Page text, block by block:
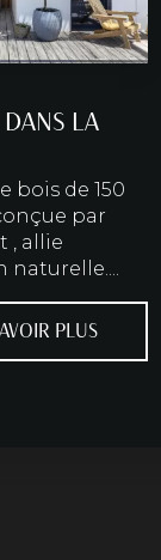
LA
bois de 150
par
, allie
PLUS